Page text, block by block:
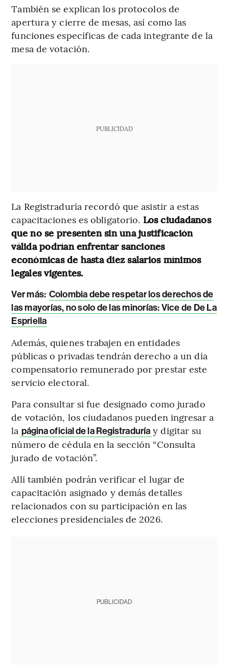
También se explican los protocolos de
apertura y cierre de mesas, así como las
funciones específicas de cada integrante de la
mesa de votación.
PUBLICIDAD
La Registraduría recordó que asistir a estas
capacitaciones es obligatorio. Los ciudadanos
que no se presenten sin una justificación
válida podrían enfrentar sanciones
económicas de hasta diez salarios mínimos
legales vigentes.
Ver más: Colombia debe respetar los derechos de
las mayorías, no solo de las minorías: Vice de De La
Espriella
Además, quienes trabajen en entidades
públicas o privadas tendrán derecho a un día
compensatorio remunerado por prestar este
servicio electoral.
Para consultar si fue designado como jurado
de votación, los ciudadanos pueden ingresar a
la página oficial de la Registraduría y digitar su
número de cédula en la sección “Consulta
jurado de votación”.
Allí también podrán verificar el lugar de
capacitación asignado y demás detalles
relacionados con su participación en las
elecciones presidenciales de 2026.
PUBLICIDAD